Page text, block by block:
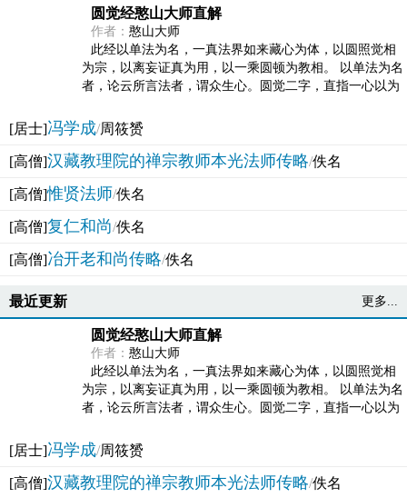
圆觉经憨山大师直解
作者： 憨山大师
此经以单法为名，一真法界如来藏心为体，以圆照觉相
为宗，以离妄证真为用，以一乘圆顿为教相。 以单法为名
者，论云所言法者，谓众生心。圆觉二字，直指一心以为
[居士]冯学成/周筱赟
[高僧]汉藏教理院的禅宗教师本光法师传略/佚名
[高僧]惟贤法师/佚名
[高僧]复仁和尚/佚名
[高僧]冶开老和尚传略/佚名
最近更新 更多...
圆觉经憨山大师直解
作者： 憨山大师
此经以单法为名，一真法界如来藏心为体，以圆照觉相
为宗，以离妄证真为用，以一乘圆顿为教相。 以单法为名
者，论云所言法者，谓众生心。圆觉二字，直指一心以为
[居士]冯学成/周筱赟
[高僧]汉藏教理院的禅宗教师本光法师传略/佚名